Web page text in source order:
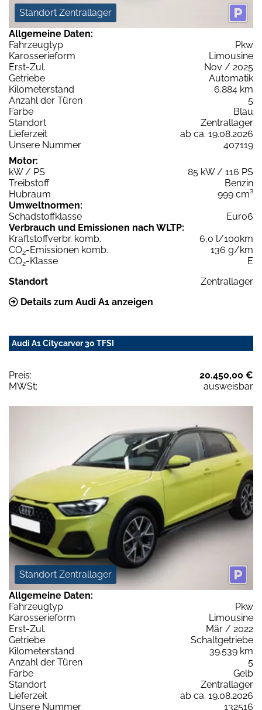
Standort Zentrallager
Allgemeine Daten:
Fahrzeugtyp
Pkw
Karosserieform
Limousine
Erst-Zul.
Nov / 2025
Getriebe
Automatik
Kilometerstand
6.884 km
Anzahl der Türen
5
Farbe
Blau
Standort
Zentrallager
Lieferzeit
ab ca. 19.08.2026
Unsere Nummer
407119
Motor:
kW / PS
85 kW / 116 PS
Treibstoff
Benzin
Hubraum
999 cm³
Umweltnormen:
Schadstoffklasse
Euro6
Verbrauch und Emissionen nach WLTP:
Kraftstoffverbr. komb.
6,0 l/100km
CO2-Emissionen komb.
136 g/km
CO2-Klasse
E
Standort
Zentrallager
Details zum Audi A1 anzeigen
Audi A1 Citycarver 30 TFSI
Preis:
20.450,00 €
MWSt:
ausweisbar
Standort Zentrallager
Allgemeine Daten:
Fahrzeugtyp
Pkw
Karosserieform
Limousine
Erst-Zul.
Mär / 2022
Getriebe
Schaltgetriebe
Kilometerstand
39.539 km
Anzahl der Türen
5
Farbe
Gelb
Standort
Zentrallager
Lieferzeit
ab ca. 19.08.2026
Unsere Nummer
132516